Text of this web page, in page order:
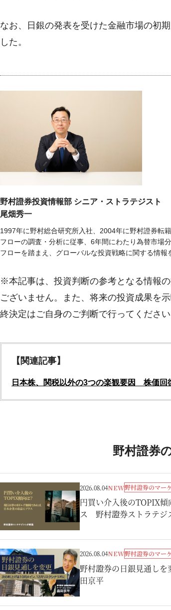
なお、日銀の発表を受けた金融市場の初
した。
野村證券投資情報部 シニア・ストラテジスト
尾畑秀一
1997年に野村総合研究所入社、2004年に野村證券転
フローの調査・分析に従事、6年間にわたり為替市場
フローを踏まえ、グローバルな投資戦略に関する情報
※本記事は、投資判断の参考となる情報
ございません。また、将来の投資成果を
終決定はご自身のご判断で行ってください
【関連記事】
日本株、関税以外の3つの楽観要因 株価
野村證券
2026.08.04NEW野村證券のマー
円買い介入後のTOPIX
ス 野村證券ストラテジ
2026.08.04NEW野村證券のマー
野村證券の日銀見通し
田京平